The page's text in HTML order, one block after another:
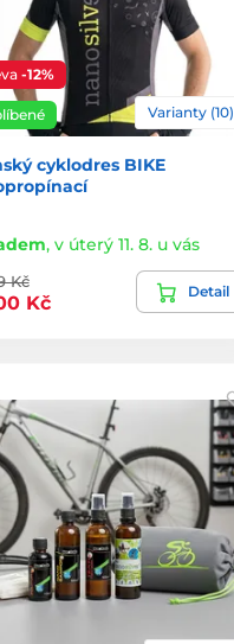
-12%
Varianty (10)
cyklodres BIKE
, v úterý 11. 8. u vás
Kč
Kč
Detail